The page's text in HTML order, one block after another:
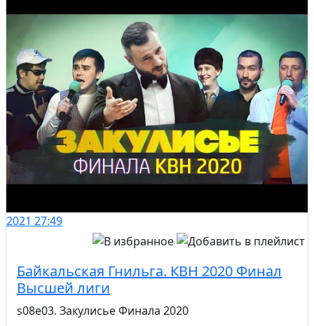
2021 27:49
Байкальская Гнильга. КВН 2020 Финал
Высшей лиги
s08e03. Закулисье Финала 2020